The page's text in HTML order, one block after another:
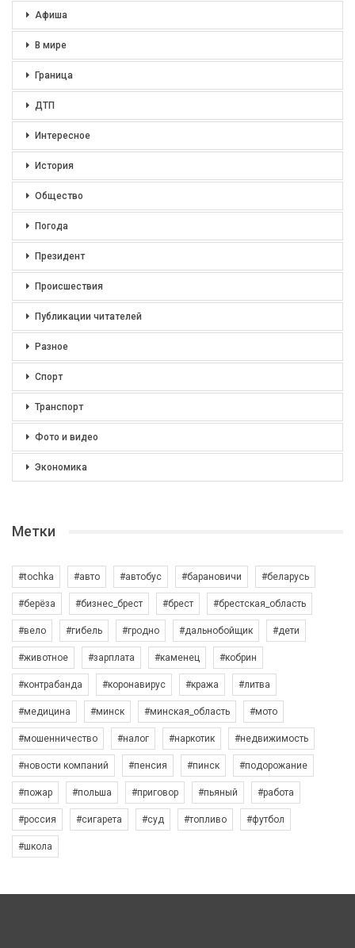
Афиша
В мире
Граница
ДТП
Интересное
История
Общество
Погода
Президент
Происшествия
Публикации читателей
Разное
Спорт
Транспорт
Фото и видео
Экономика
Метки
#tochka #авто #автобус #барановичи #беларусь
#берёза #бизнес_брест #брест #брестская_область
#вело #гибель #гродно #дальнобойщик #дети
#животное #зарплата #каменец #кобрин
#контрабанда #коронавирус #кража #литва
#медицина #минск #минская_область #мото
#мошенничество #налог #наркотик #недвижимость
#новости компаний #пенсия #пинск #подорожание
#пожар #польша #приговор #пьяный #работа
#россия #сигарета #суд #топливо #футбол
#школа